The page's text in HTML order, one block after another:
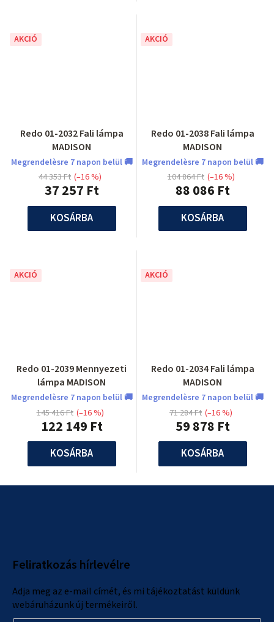
AKCIÓ
Redo 01-2032 Fali lámpa
MADISON
Megrendelèsre 7 napon belül 🚚
37 257 Ft
44 353 Ft (–16 %)
KOSÁRBA
AKCIÓ
Redo 01-2038 Fali lámpa
MADISON
Megrendelèsre 7 napon belül 🚚
88 086 Ft
104 864 Ft (–16 %)
KOSÁRBA
AKCIÓ
Redo 01-2039 Mennyezeti
lámpa MADISON
Megrendelèsre 7 napon belül 🚚
122 149 Ft
145 416 Ft (–16 %)
KOSÁRBA
AKCIÓ
Redo 01-2034 Fali lámpa
MADISON
Megrendelèsre 7 napon belül 🚚
59 878 Ft
71 284 Ft (–16 %)
KOSÁRBA
Feliratkozás hírlevélre
Adja meg az e-mail címét, és mi tájékoztatást küldünk
webáruházunk új termékeiről.